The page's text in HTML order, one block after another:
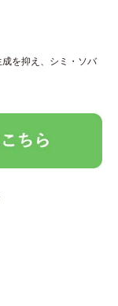
を抑え、シミ・ソバ